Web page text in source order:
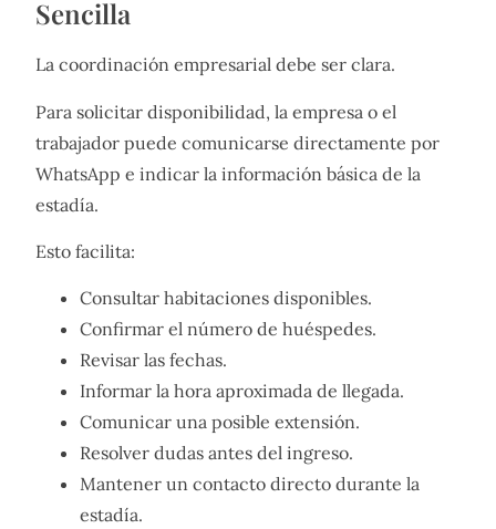
Sencilla
La coordinación empresarial debe ser clara.
Para solicitar disponibilidad, la empresa o el
trabajador puede comunicarse directamente por
WhatsApp e indicar la información básica de la
estadía.
Esto facilita:
Consultar habitaciones disponibles.
Confirmar el número de huéspedes.
Revisar las fechas.
Informar la hora aproximada de llegada.
Comunicar una posible extensión.
Resolver dudas antes del ingreso.
Mantener un contacto directo durante la
estadía.